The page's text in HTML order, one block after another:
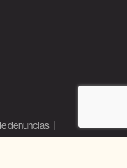
denuncias